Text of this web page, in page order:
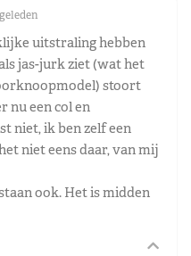
uitstraling hebben
jas-jurk ziet (wat het
stoort
nu een col en
niet, ik ben zelf een
niet eens daar, van mij
ook. Het is midden